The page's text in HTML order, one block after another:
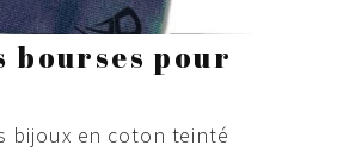
bourses pour
bijoux en coton teinté